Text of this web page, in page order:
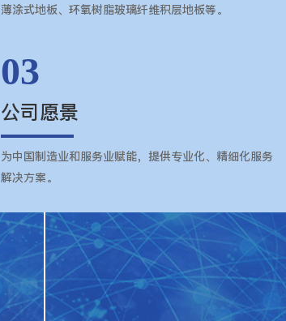
薄涂式地板、环氧树脂玻璃纤维积层地板等。
03
公司愿景
为中国制造业和服务业赋能，提供专业化、精细化服务
解决方案。